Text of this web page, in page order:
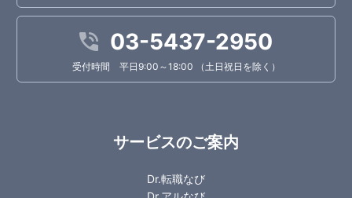
03-5437-2950
受付時間 平日9:00～18:00 （土日祝日を除く）
サービスのご案内
Dr.転職なび